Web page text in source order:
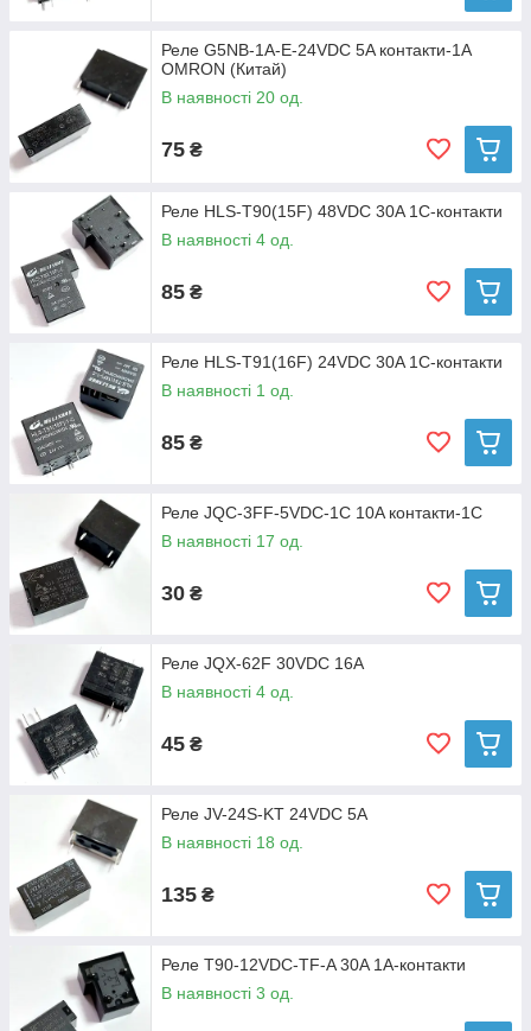
Реле G5NB-1A-E-24VDC 5A контакти-1A
OMRON (Китай)
В наявності 20 од.
75 ₴
Реле HLS-T90(15F) 48VDC 30A 1С-контакти
В наявності 4 од.
85 ₴
Реле HLS-T91(16F) 24VDC 30A 1C-контакти
В наявності 1 од.
85 ₴
Реле JQC-3FF-5VDC-1C 10A контакти-1C
В наявності 17 од.
30 ₴
Реле JQX-62F 30VDC 16А
В наявності 4 од.
45 ₴
Реле JV-24S-KT 24VDC 5A
В наявності 18 од.
135 ₴
Реле T90-12VDC-TF-A 30A 1A-контакти
В наявності 3 од.